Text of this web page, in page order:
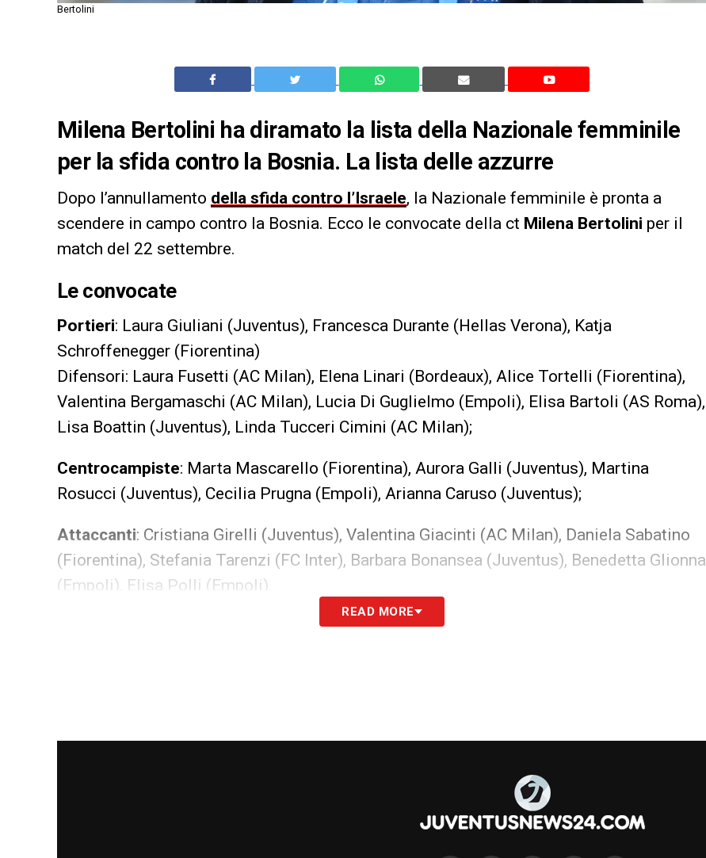
Bertolini
Milena Bertolini ha diramato la lista della Nazionale femminile
per la sfida contro la Bosnia. La lista delle azzurre
Dopo l’annullamento della sfida contro l’Israele, la Nazionale femminile è pronta a
scendere in campo contro la Bosnia. Ecco le convocate della ct Milena Bertolini per il
match del 22 settembre.
Le convocate
Portieri: Laura Giuliani (Juventus), Francesca Durante (Hellas Verona), Katja
Schroffenegger (Fiorentina)
Difensori: Laura Fusetti (AC Milan), Elena Linari (Bordeaux), Alice Tortelli (Fiorentina),
Valentina Bergamaschi (AC Milan), Lucia Di Guglielmo (Empoli), Elisa Bartoli (AS Roma),
Lisa Boattin (Juventus), Linda Tucceri Cimini (AC Milan);
Centrocampiste: Marta Mascarello (Fiorentina), Aurora Galli (Juventus), Martina
Rosucci (Juventus), Cecilia Prugna (Empoli), Arianna Caruso (Juventus);
Attaccanti: Cristiana Girelli (Juventus), Valentina Giacinti (AC Milan), Daniela Sabatino
(Fiorentina), Stefania Tarenzi (FC Inter), Barbara Bonansea (Juventus), Benedetta Glionna
(Empoli), Elisa Polli (Empoli).
Ultimissime Juve: le news in casa bianconera
READ MORE